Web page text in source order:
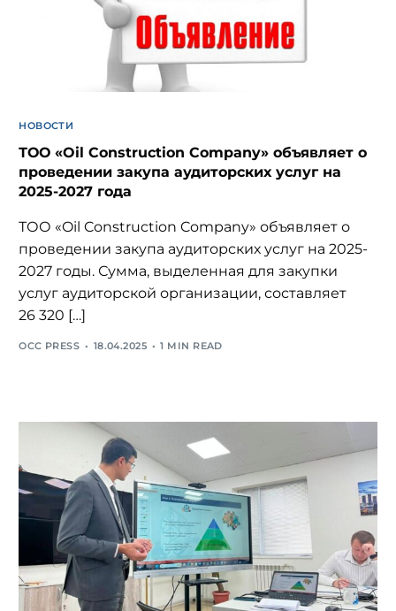
НОВОСТИ
ТОО «Oil Construction Company» объявляет о
проведении закупа аудиторских услуг на
2025-2027 года
ТОО «Oil Construction Company» объявляет о
проведении закупа аудиторских услуг на 2025-
2027 годы. Сумма, выделенная для закупки
услуг аудиторской организации, составляет
26 320 […]
OCC PRESS 18.04.2025 1 MIN READ